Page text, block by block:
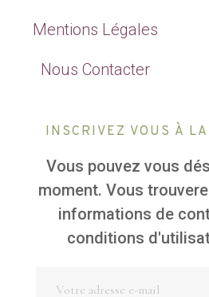
Mentions Légales
Nous Contacter
INSCRIVEZ VOUS À
Vous pouvez vous
moment. Vous
informations de
conditions